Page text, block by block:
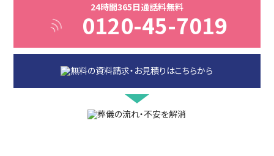
24時間365日通話料無料
0120-45-7019